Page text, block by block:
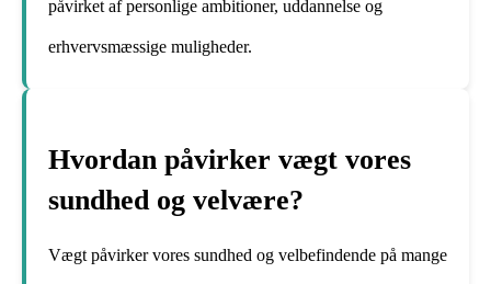
påvirket af personlige ambitioner, uddannelse og
erhvervsmæssige muligheder.
Hvordan påvirker vægt vores
sundhed og velvære?
Vægt påvirker vores sundhed og velbefindende på mange